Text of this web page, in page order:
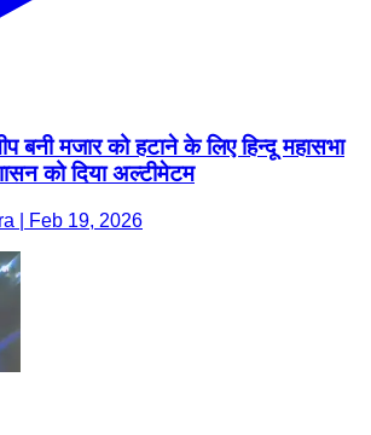
बनी मजार को हटाने के लिए हिन्दू महासभा
को दिया अल्टीमेटम
| Feb 19, 2026